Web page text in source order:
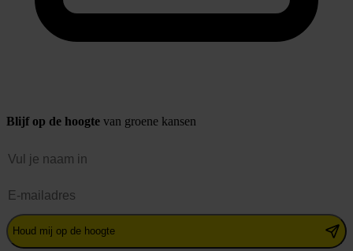
Blijf op de hoogte van groene kansen
Houd mij op de hoogte